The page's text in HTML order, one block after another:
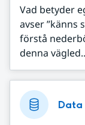
Vad betyder
avser ”känns
förstå
denna
Data